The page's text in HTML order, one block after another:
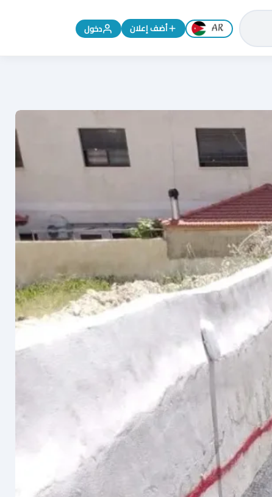
تغيير اللغة إلى الإنجليزية
أضف إعلان دخول